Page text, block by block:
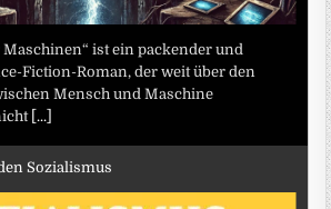
Maschinen“ ist ein packender und
Fiction-Roman, der weit über den
Mensch und Maschine
[...]
Sozialismus